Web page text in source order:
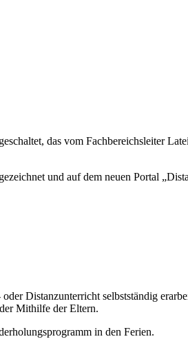
das vom Fachbereichsleiter
und auf dem neuen Portal
Distanzunterricht selbstständig
Mithilfe der Eltern.
in den Ferien.